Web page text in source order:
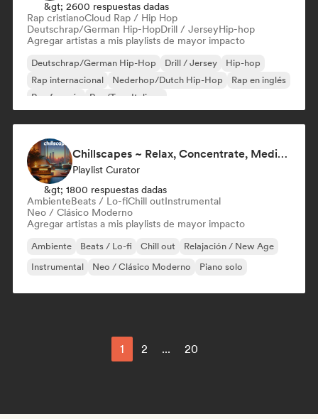
&gt; 2600 respuestas dadas
Rap cristianoCloud Rap / Hip Hop
Deutschrap/German Hip-HopDrill / JerseyHip-hop
Agregar artistas a mis playlists de mayor impacto
Deutschrap/German Hip-Hop Drill / Jersey
Hip-hop
Rap internacional
Nederhop/Dutch Hip-Hop
Rap en inglés
Rap francés
Rap/Trap Italiano
Chillscapes ~ Relax, Concentrate, Meditate, Sleep, Dream
Playlist Curator
&gt; 1800 respuestas dadas
AmbienteBeats / Lo-fiChill outInstrumental
Neo / Clásico Moderno
Agregar artistas a mis playlists de mayor impacto
Ambiente Beats / Lo-fi Chill out
Relajación / New Age
Instrumental
Neo / Clásico Moderno Piano solo
1 2 ... 20